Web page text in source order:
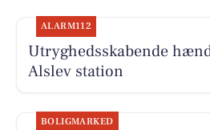
ALARM112
Utryghedsskabende
Alslev station
BOLIGMARKED